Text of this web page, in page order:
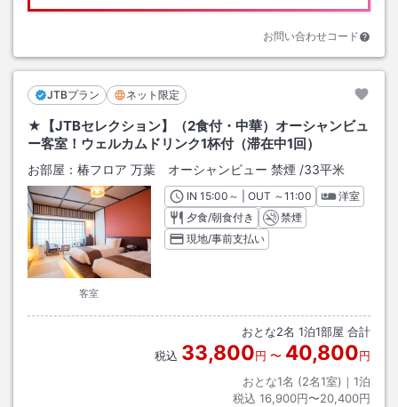
お問い合わせコード
JTBプラン ネット限定
★【JTBセレクション】（2食付・中華）オーシャンビュ
ー客室！ウェルカムドリンク1杯付（滞在中1回）
お部屋： 椿フロア 万葉 オーシャンビュー 禁煙 /33平米
客室
INチェックイン
15:00 ～ | OUT チェックアウト
～11:00
洋室
夕食/朝食付き
禁煙
現地/事前支払い
おとな2名 1泊1部屋 合計
税込 33,800円 〜 40,800円
おとな1名 (2名1室)｜ 1泊
税込 16,900円〜20,400円